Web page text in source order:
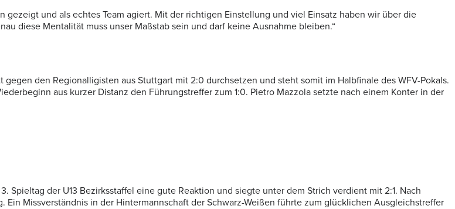
und als echtes Team agiert. Mit der richtigen Einstellung und viel Einsatz haben wir über die
diese Mentalität muss unser Maßstab sein und darf keine Ausnahme bleiben.“
den Regionalligisten aus Stuttgart mit 2:0 durchsetzen und steht somit im Halbfinale des WFV-Pokals.
aus kurzer Distanz den Führungstreffer zum 1:0. Pietro Mazzola setzte nach einem Konter in der
Spieltag der U13 Bezirksstaffel eine gute Reaktion und siegte unter dem Strich verdient mit 2:1. Nach
Missverständnis in der Hintermannschaft der Schwarz-Weißen führte zum glücklichen Ausgleichstreffer